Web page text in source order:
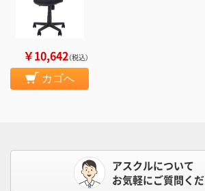
￥10,642（税込）
カゴへ
アスクルについて
お気軽にご質問くだ